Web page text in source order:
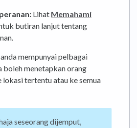
Lihat Memahami
butiran lanjut tentang
mempunyai pelbagai
boleh menetapkan orang
tertentu atau ke semua
seseorang dijemput,